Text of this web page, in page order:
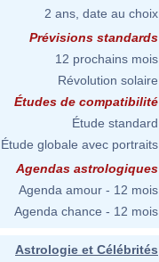
2 ans, date au choix
Prévisions standards
12 prochains mois
Révolution solaire
Études de compatibilité
Étude standard
Étude globale avec portraits
Agendas astrologiques
Agenda amour - 12 mois
Agenda chance - 12 mois
Astrologie et Célébrités